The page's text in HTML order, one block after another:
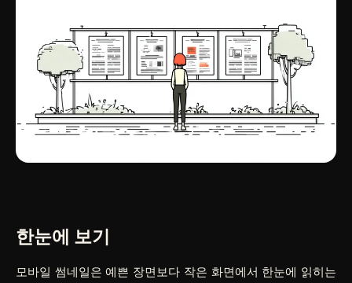
한눈에 보기
모바일 썸네일은 예쁜 장면보다 작은 화면에서 한눈에 읽히는